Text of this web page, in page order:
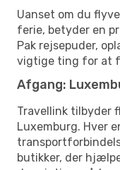
Uanset om du
ferie, betyder en
Pak rejsepuder,
vigtige ting for at
Afgang:
Travellink tilbyder
Luxemburg. Hver
butikker, der